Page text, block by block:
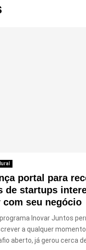
portal para
de startups
seu negócio
programa Inovar Juntos
a qualquer
aberto, já gerou cerca